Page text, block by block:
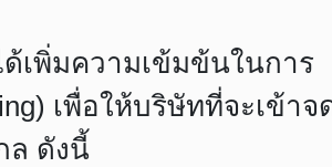
เพิ่มความเข้มข้นในการ
เพื่อให้บริษัทที่จะเข้าจ
ล ดังนี้